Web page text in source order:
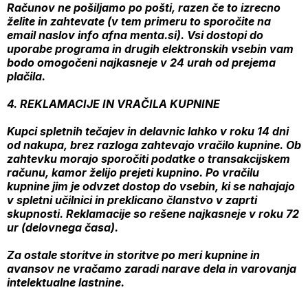
Računov ne pošiljamo po pošti, razen če to izrecno
želite in zahtevate (v tem primeru to sporočite na
email naslov info afna menta.si). Vsi dostopi do
uporabe programa in drugih elektronskih vsebin vam
bodo omogočeni najkasneje v 24 urah od prejema
plačila.
4. REKLAMACIJE IN VRAČILA KUPNINE
Kupci spletnih tečajev in delavnic lahko v roku 14 dni
od nakupa, brez razloga zahtevajo vračilo kupnine. Ob
zahtevku morajo sporočiti podatke o transakcijskem
računu, kamor želijo prejeti kupnino. Po vračilu
kupnine jim je odvzet dostop do vsebin, ki se nahajajo
v spletni učilnici in preklicano članstvo v zaprti
skupnosti. Reklamacije so rešene najkasneje v roku 72
ur (delovnega časa).
Za ostale storitve in storitve po meri kupnine in
avansov ne vračamo zaradi narave dela in varovanja
intelektualne lastnine.